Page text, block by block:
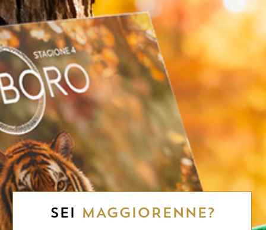
SEI MAGGIORENNE?